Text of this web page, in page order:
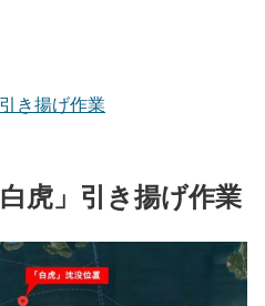
き揚げ作業
虎」引き揚げ作業